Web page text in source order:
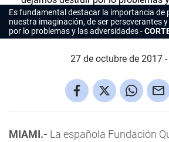
Es fundamental destacar la importancia de
nuestra imaginación, de ser perseverantes
por lo problemas y las adversidades
27 de octubre de 2017
MIAMI.- La española Fundación